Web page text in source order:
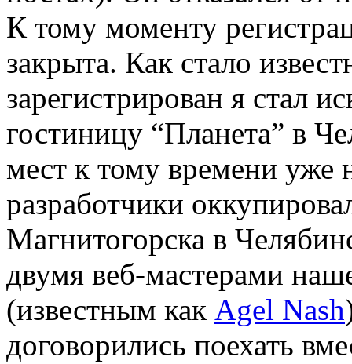
К тому моменту
закрыта. Как стало
зарегистрирован я стал
гостиницу “Планета” в
мест к тому времени уже
разработчики
Магнитогорска в
двумя веб-мастерами
(известным как Agel Nash
договорились поехать